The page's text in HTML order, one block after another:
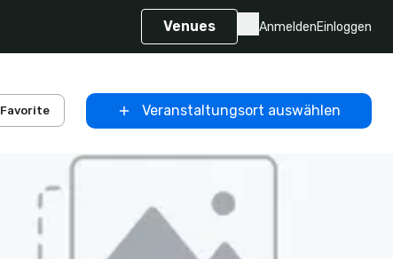
Venues AnmeldenEinloggen
Favorite Veranstaltungsort auswählen